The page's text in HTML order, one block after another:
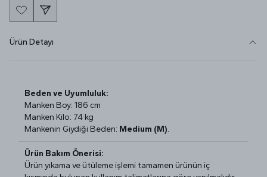
Ürün Detayı
Beden ve Uyumluluk:
Manken Boy: 186 cm
Manken Kilo: 74 kg
Mankenin Giydiği Beden: Medium (M).
Ürün Bakım Önerisi:
Ürün yıkama ve ütüleme işlemi tamamen ürünün iç